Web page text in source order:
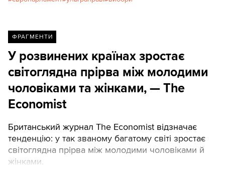
ФРАГМЕНТИ
У розвинених країнах зростає
світоглядна прірва між молодими
чоловіками та жінками, — The
Economist
Британський журнал The Economist відзначає
тенденцію: у так званому багатому світі зростає
світоглядна прірва між молодими чоловіками й
жінками.